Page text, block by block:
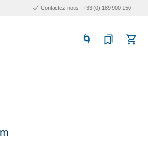
Contactez-nous : +33 (0) 189 900 150